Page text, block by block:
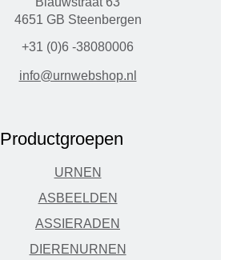
4651 GB Steenbergen
+31 (0)6 -38080006
info@urnwebshop.nl
Productgroepen
URNEN
ASBEELDEN
ASSIERADEN
DIERENURNEN